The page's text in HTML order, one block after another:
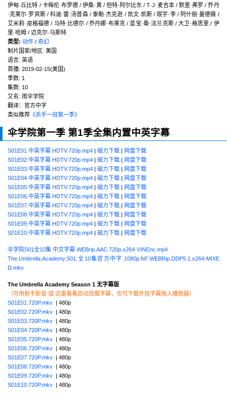
伊甸·丘比特 / 卡梅伦·布罗德 / 伊桑·黄 / 但特·阿尔比东 / T·J·麦吉本 / 默里·弗罗 / 乔丹
·克莱尔·罗宾斯 / 科迪·雷·汤普森 / 泰勒·杰克逊 / 凯文·凯斯 / 珉宇·李 / 阿什丽·曼德薇 /
艾米莉·皮格福德 / 马特·比德尔 / 乔丹娜·布莱克 / 蓝宝·桑·法兰克斯 / 大卫·格思里 / 伊
里·哈姆 / 迈克尔·马斯特
类型: 动作 / 奇幻
制片国家/地区: 美国
语言: 英语
首播: 2019-02-15(美国)
季数: 1
集数: 10
又名: 雨伞学院
翻译：官方中字
类似推荐 《杀手一班第一季》
伞学院第一季 第1季全集内置中英字幕
S01E01.中英字幕.HDTV.720p.mp4 磁力下载
网盘下载
S01E02.中英字幕.HDTV.720p.mp4
磁力下载
网盘下载
S01E03.中英字幕.HDTV.720p.mp4
磁力下载
网盘下载
S01E04.中英字幕.HDTV.720p.mp4
磁力下载
网盘下载
S01E05.中英字幕.HDTV.720p.mp4
磁力下载
网盘下载
S01E06.中英字幕.HDTV.720p.mp4
磁力下载
网盘下载
S01E07.中英字幕.HDTV.720p.mp4
磁力下载
网盘下载
S01E08.中英字幕.HDTV.720p.mp4
磁力下载
网盘下载
S01E09.中英字幕.HDTV.720p.mp4
磁力下载
网盘下载
S01E10.中英字幕.HDTV.720p.mp4
磁力下载 网盘下载
伞学院S01全10集.中文字幕.WEBrip.AAC.720p.x264-VINEnc.mp4
The.Umbrella.Academy.S01.全10集官方中字.1080p.NF.WEBRip.DDP5.1.x264-MIXE
D.mkv
The Umbrella Academy Season 1 无字幕版
（可用射手影音 或 迅雷看看自动加载字幕，也可下载外挂字幕拖入播放器）
S01E01.720P.mkv | 480p
S01E02.720P.mkv | 480p
S01E03.720P.mkv | 480p
S01E04.720P.mkv | 480p
S01E05.720P.mkv | 480p
S01E06.720P.mkv | 480p
S01E07.720P.mkv | 480p
S01E08.720P.mkv | 480p
S01E09.720P.mkv | 480p
S01E10.720P.mkv | 480p